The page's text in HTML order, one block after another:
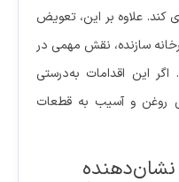
کند. علاوه بر این، تعویض
سازنده، نقش مهمی در
این اقدامات به‌درستی
روغن و آسیب به قطعات